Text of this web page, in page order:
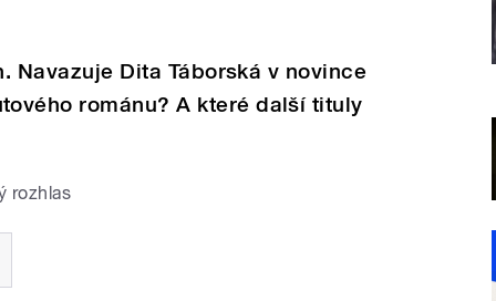
Navazuje Dita Táborská v novince
románu? A které další tituly
rozhlas